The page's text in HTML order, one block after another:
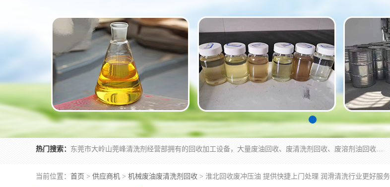
热门搜索： 东莞市大岭山莞峰清洗剂经营部拥有的回收加工设备，大量废油回收、废清洗剂回收、废溶剂油回收、机械废油废清洗剂回收、废碳氢回收、碳氢液压油回收、碳氢二氯回收等废清洗剂处理；我们只是提供废旧化工原料的循环使用存放点，执行正规的存放，有正规的回收资质处理。同时我们公司批发零售回收级清洗剂，脱模油再生基础油，质量保证。
当前位置： 首页 > 供应商机 > 机械废油废清洗剂回收 > 淮北回收废冲压油 提供快捷上门处理 润滑清洗行业更好服务